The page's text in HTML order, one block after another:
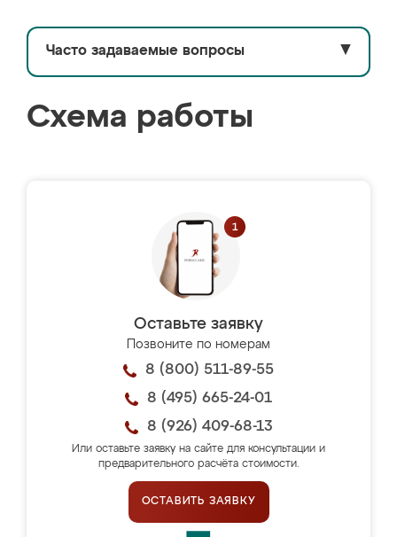
Часто задаваемые вопросы ▼
Схема работы
Оставьте заявку
Позвоните по номерам
8 (800) 511-89-55
8 (495) 665-24-01
8 (926) 409-68-13
Или оставьте заявку на сайте для консультации и
предварительного расчёта стоимости.
ОСТАВИТЬ ЗАЯВКУ